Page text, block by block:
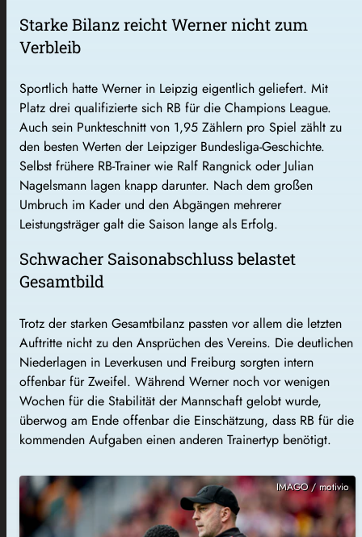
Starke Bilanz reicht Werner nicht zum
Verbleib
Sportlich hatte Werner in Leipzig eigentlich geliefert. Mit
Platz drei qualifizierte sich RB für die Champions League.
Auch sein Punkteschnitt von 1,95 Zählern pro Spiel zählt zu
den besten Werten der Leipziger Bundesliga-Geschichte.
Selbst frühere RB-Trainer wie Ralf Rangnick oder Julian
Nagelsmann lagen knapp darunter. Nach dem großen
Umbruch im Kader und den Abgängen mehrerer
Leistungsträger galt die Saison lange als Erfolg.
Schwacher Saisonabschluss belastet
Gesamtbild
Trotz der starken Gesamtbilanz passten vor allem die letzten
Auftritte nicht zu den Ansprüchen des Vereins. Die deutlichen
Niederlagen in Leverkusen und Freiburg sorgten intern
offenbar für Zweifel. Während Werner noch vor wenigen
Wochen für die Stabilität der Mannschaft gelobt wurde,
überwog am Ende offenbar die Einschätzung, dass RB für die
kommenden Aufgaben einen anderen Trainertyp benötigt.
IMAGO / motivio